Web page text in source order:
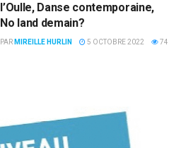
l’Oulle, Danse contemporaine,
No land demain?
PAR MIREILLE HURLIN 5 OCTOBRE 2022 74